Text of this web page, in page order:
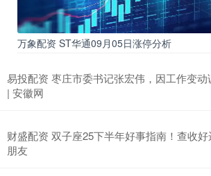
万象配资 ST华通09月05日涨停分析
易投配资 枣庄市委书记张宏伟，因工作变
| 安徽网
财盛配资 双子座25下半年好事指南！查收好
朋友